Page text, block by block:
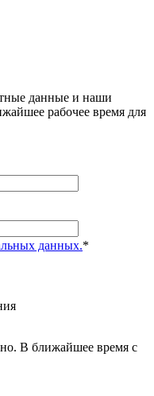
данные и наши
рабочее время для
данных.*
В ближайшее время с